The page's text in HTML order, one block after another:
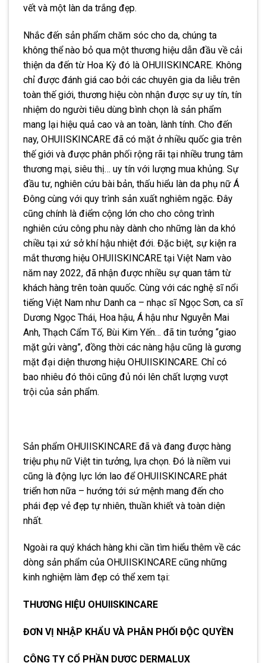
vết và một làn da trắng đẹp.
Nhắc đến sản phẩm chăm sóc cho da, chúng ta
không thể nào bỏ qua một thương hiệu dẫn đầu về cải
thiện da đến từ Hoa Kỳ đó là OHUIISKINCARE. Không
chỉ được đánh giá cao bởi các chuyên gia da liễu trên
toàn thế giới, thương hiệu còn nhận được sự uy tín, tín
nhiệm do người tiêu dùng bình chọn là sản phẩm
mang lại hiệu quả cao và an toàn, lành tính. Cho đến
nay, OHUIISKINCARE đã có mặt ở nhiều quốc gia trên
thế giới và được phân phối rộng rãi tại nhiều trung tâm
thương mại, siêu thị… uy tín với lượng mua khủng. Sự
đầu tư, nghiên cứu bài bản, thấu hiểu làn da phụ nữ Á
Đông cùng với quy trình sản xuất nghiêm ngặc. Đây
cũng chính là điểm cộng lớn cho cho công trình
nghiên cứu công phu này dành cho những làn da khó
chiều tại xứ sở khí hậu nhiệt đới. Đặc biệt, sự kiện ra
mắt thương hiệu OHUIISKINCARE tại Việt Nam vào
năm nay 2022, đã nhận được nhiều sự quan tâm từ
khách hàng trên toàn quuốc. Cùng với các nghệ sĩ nổi
tiếng Việt Nam như Danh ca – nhạc sĩ Ngọc Sơn, ca sĩ
Dương Ngọc Thái, Hoa hậu, Á hậu như Nguyễn Mai
Anh, Thạch Cẩm Tố, Bùi Kim Yến… đã tin tưởng “giao
mặt gửi vàng”, đồng thời các nàng hậu cũng là gương
mặt đại diện thương hiệu OHUIISKINCARE. Chỉ có
bao nhiêu đó thôi cũng đủ nói lên chất lượng vượt
trội của sản phẩm.
Sản phẩm OHUIISKINCARE đã và đang được hàng
triệu phụ nữ Việt tin tưởng, lựa chọn. Đó là niềm vui
cũng là động lực lớn lao để OHUIISKINCARE phát
triển hơn nữa – hướng tới sứ mệnh mang đến cho
phái đẹp vẻ đẹp tự nhiên, thuần khiết và toàn diện
nhất.
Ngoài ra quý khách hàng khi cần tìm hiểu thêm về các
dòng sản phẩm của OHUIISKINCARE cũng những
kinh nghiệm làm đẹp có thể xem tại:
THƯƠNG HIỆU OHUIISKINCARE
ĐƠN VỊ NHẬP KHẨU VÀ PHÂN PHỐI ĐỘC QUYỀN
CÔNG TY CỔ PHẦN DƯỢC DERMALUX